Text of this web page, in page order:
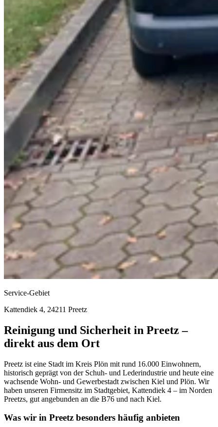
Service-Gebiet
Kattendiek 4, 24211 Preetz
Reinigung und Sicherheit in Preetz –
direkt aus dem Ort
Preetz ist eine Stadt im Kreis Plön mit rund 16.000 Einwohnern,
historisch geprägt von der Schuh- und Lederindustrie und heute eine
wachsende Wohn- und Gewerbestadt zwischen Kiel und Plön. Wir
haben unseren Firmensitz im Stadtgebiet, Kattendiek 4 – im Norden
Preetzs, gut angebunden an die B76 und nach Kiel.
Was wir in Preetz besonders häufig anbieten